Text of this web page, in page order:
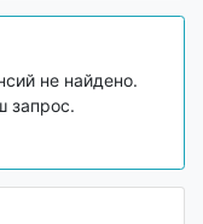
не найдено.
запрос.